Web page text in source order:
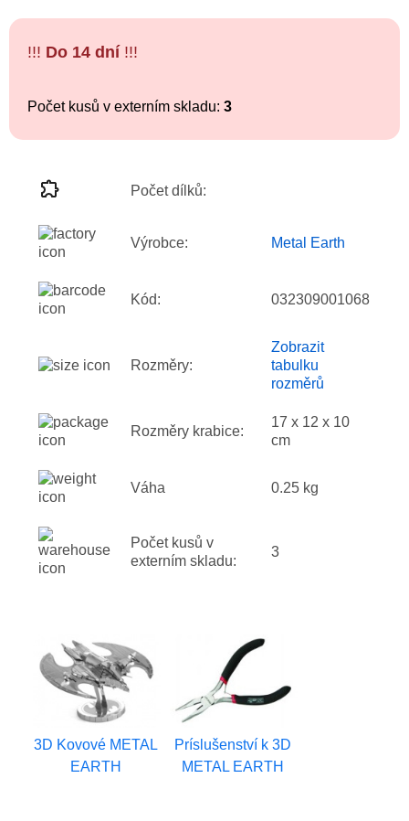
!!! Do 14 dní!!!
Počet kusů v externím skladu: 3
Počet dílků:
Výrobce: Metal Earth
Kód: 032309001068
Rozměry:
Zobrazit
tabulku
rozměrů
Rozměry krabice:
17 x 12 x 10
cm
Váha 0.25 kg
Počet kusů v
externím skladu:
3
3D Kovové METAL
EARTH
Príslušenství k 3D
METAL EARTH